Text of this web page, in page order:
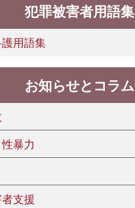
犯罪被害者用語集
用語集
お知らせとコラム
暴力
支援